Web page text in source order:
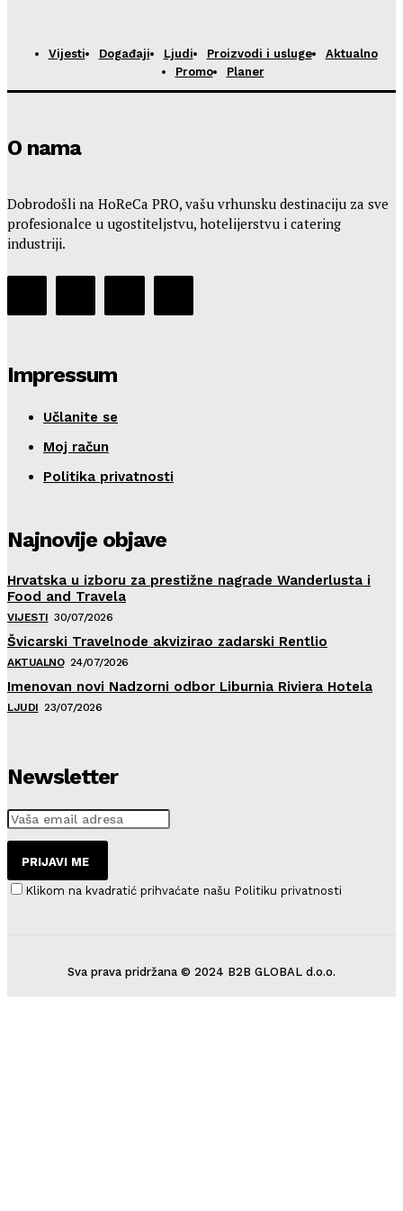
Vijesti Događaji Ljudi Proizvodi i usluge
Aktualno
Promo
Planer
O nama
Dobrodošli na HoReCa PRO, vašu vrhunsku destinaciju za sve
profesionalce u ugostiteljstvu, hotelijerstvu i catering
industriji.
Impressum
Učlanite se
Moj račun
Politika privatnosti
Najnovije objave
Hrvatska u izboru za prestižne nagrade Wanderlusta i
Food and Travela
VIJESTI 30/07/2026
Švicarski Travelnode akvizirao zadarski Rentlio
AKTUALNO 24/07/2026
Imenovan novi Nadzorni odbor Liburnia Riviera Hotela
LJUDI 23/07/2026
Newsletter
PRIJAVI ME
Klikom na kvadratić prihvaćate našu Politiku privatnosti
Sva prava pridržana © 2024 B2B GLOBAL d.o.o.